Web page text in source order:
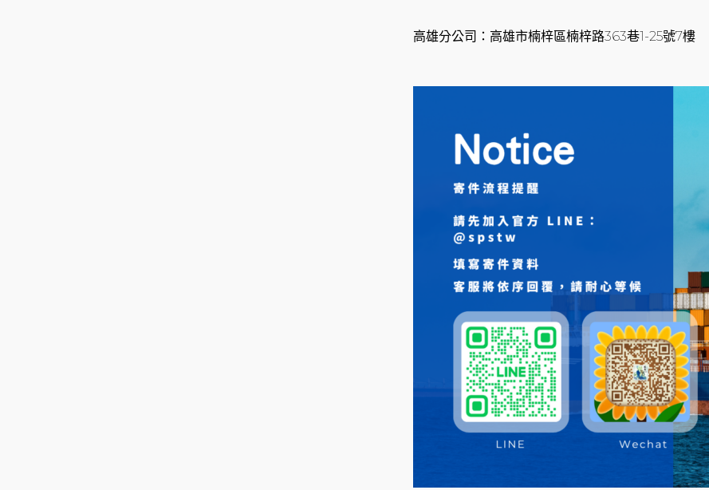
高雄分公司：高雄市楠梓區楠梓路363巷1-25號7樓